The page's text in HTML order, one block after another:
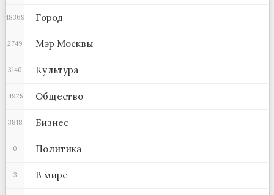
Город
48369
Мэр Москвы
2749
Культура
3140
Общество
4925
Бизнес
3818
Политика
0
В мире
3